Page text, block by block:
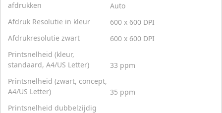
afdrukken
Auto
Afdruk Resolutie in kleur
600 x 600 DPI
Afdrukresolutie zwart
600 x 600 DPI
Printsnelheid (kleur,
standaard, A4/US Letter)
33 ppm
Printsnelheid (zwart, concept,
A4/US Letter)
35 ppm
Printsnelheid dubbelzijdig